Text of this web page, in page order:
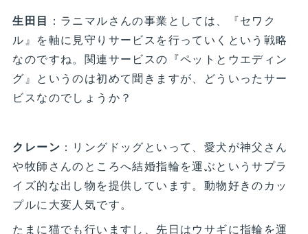
生田目 ：ラニマルさんの事業としては、『セワク
ル』を軸に見守りサービスを行っていくという戦略
なのですね。関連サービスの『ペットとウエディン
グ』というのは初めて聞きますが、どういったサー
ビスなのでしょうか？
クレーン ：リングドッグといって、愛犬が神父さん
や牧師さんのところへ結婚指輪を運ぶというサプラ
イズ的な出し物を提供しています。動物好きのカッ
プルに大変人気です。
たまに猫でも行いますし、先日はウサギに指輪を運